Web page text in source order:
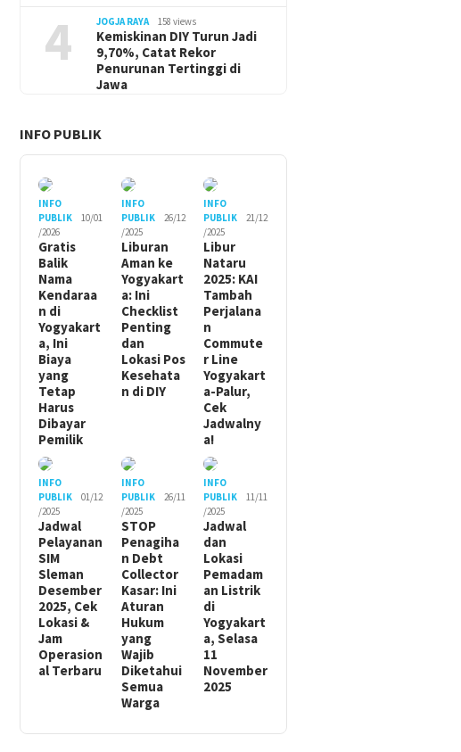
4 JOGJA RAYA 158 views
Kemiskinan DIY Turun Jadi
9,70%, Catat Rekor
Penurunan Tertinggi di
Jawa
INFO PUBLIK
INFO
PUBLIK
10/01
/2026
Gratis
Balik
Nama
Kendaraa
n di
Yogyakart
a, Ini
Biaya
yang
Tetap
Harus
Dibayar
Pemilik
INFO
PUBLIK
26/12
/2025
Liburan
Aman ke
Yogyakart
a: Ini
Checklist
Penting
dan
Lokasi Pos
Kesehata
n di DIY
INFO
PUBLIK
21/12
/2025
Libur
Nataru
2025: KAI
Tambah
Perjalana
n
Commute
r Line
Yogyakart
a-Palur,
Cek
Jadwalny
a!
INFO
PUBLIK
01/12
/2025
Jadwal
Pelayanan
SIM
Sleman
Desember
2025, Cek
Lokasi &
Jam
Operasion
al Terbaru
INFO
PUBLIK
26/11
/2025
STOP
Penagiha
n Debt
Collector
Kasar: Ini
Aturan
Hukum
yang
Wajib
Diketahui
Semua
Warga
INFO
PUBLIK
11/11
/2025
Jadwal
dan
Lokasi
Pemadam
an Listrik
di
Yogyakart
a, Selasa
11
November
2025